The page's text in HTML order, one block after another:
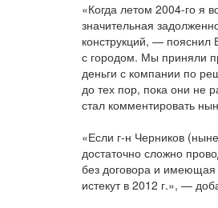
«Когда летом 2004-го я
значительная
конструкций, —
с городом. Мы приняли
деньги с компании по
до тех пор, пока они не
стал комментировать
«Если г-н Черников
достаточно сложно
без договора и имеющая
истекут в 2012 г.», —